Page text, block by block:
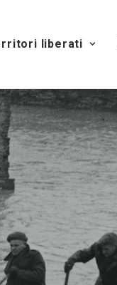
liberati